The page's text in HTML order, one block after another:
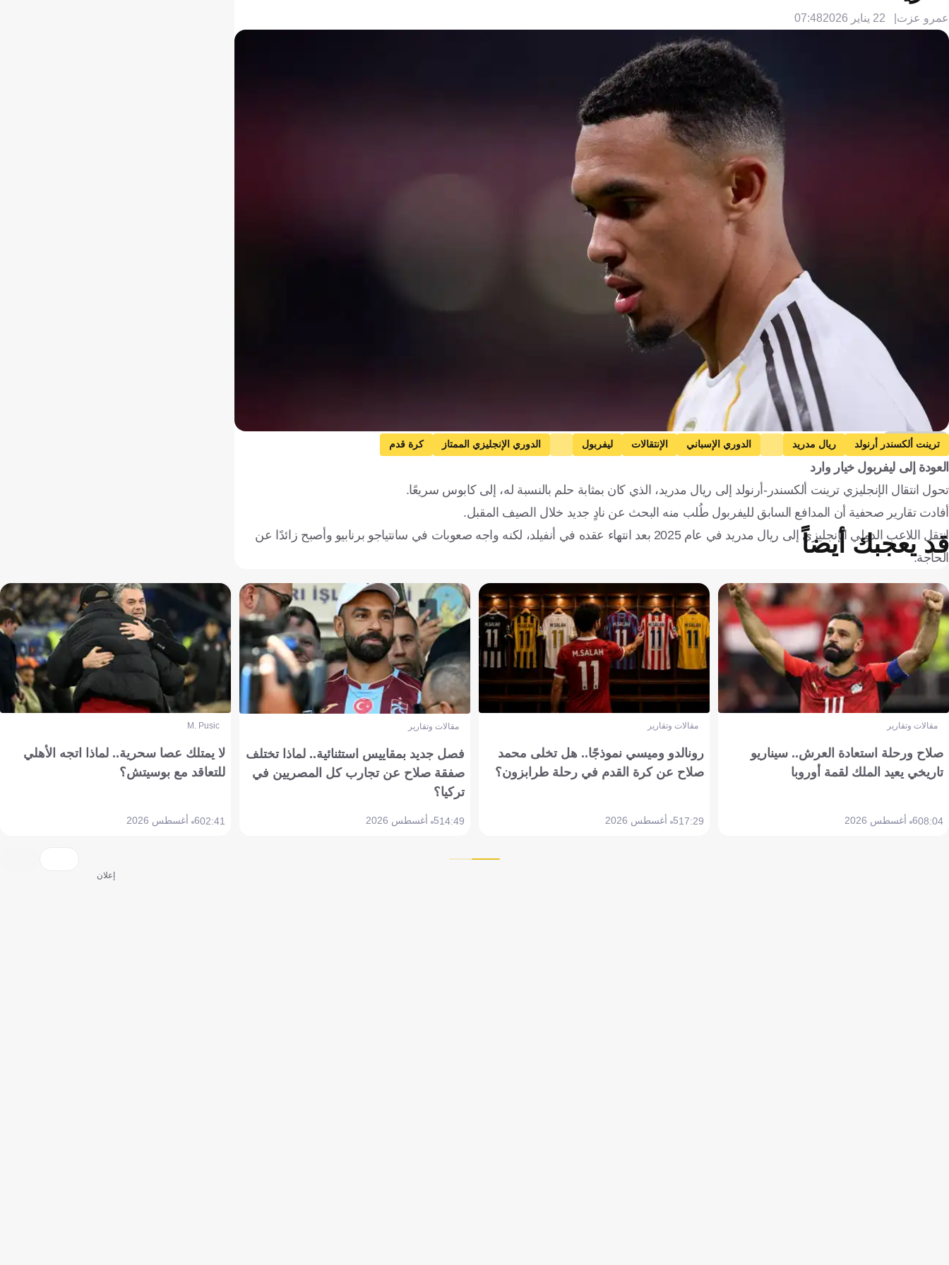
عمرو عزت 22 يناير 2026 07:48
Getty Images
ترينت ألكسندر أرنولد ريال مدريد الدوري الإسباني الإنتقالات ليفربول الدوري الإنجليزي الممتاز كرة قدم
العودة إلى ليفربول خيار وارد
تحول انتقال الإنجليزي ترينت ألكسندر-أرنولد إلى ريال مدريد، الذي كان بمثابة حلم بالنسبة له، إلى كابوس سريعًا.
أفادت تقارير صحفية أن المدافع السابق لليفربول طُلب منه البحث عن نادٍ جديد خلال الصيف المقبل.
انتقل اللاعب الدولي الإنجليزي إلى ريال مدريد في عام 2025 بعد انتهاء عقده في أنفيلد، لكنه واجه صعوبات في سانتياجو برنابيو وأصبح زائدًا عن
الحاجة.
قد يعجبك أيضاً
مقالات وتقارير
صلاح ورحلة استعادة العرش.. سيناريو
تاريخي يعيد الملك لقمة أوروبا
08:046 أغسطس 2026
مقالات وتقارير
رونالدو وميسي نموذجًا.. هل تخلى محمد
صلاح عن كرة القدم في رحلة طرابزون؟
17:295 أغسطس 2026
مقالات وتقارير
فصل جديد بمقاييس استثنائية.. لماذا تختلف
صفقة صلاح عن تجارب كل المصريين في
تركيا؟
14:495 أغسطس 2026
M. Pusic
لا يمتلك عصا سحرية.. لماذا اتجه الأهلي
للتعاقد مع بوسيتش؟
02:416 أغسطس 2026
إعلان